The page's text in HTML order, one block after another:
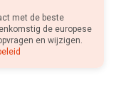
met de beste
de europese
en wijzigen.